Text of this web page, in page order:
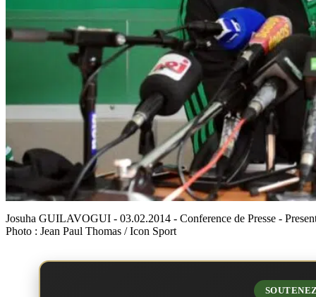
Josuha GUILAVOGUI - 03.02.2014 - Conference de Presse -
Photo : Jean Paul Thomas / Icon Sport